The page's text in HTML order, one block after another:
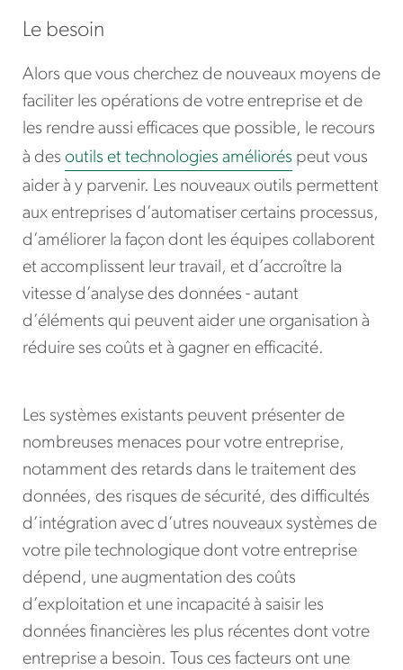
Le besoin
Alors que vous cherchez de nouveaux moyens de
faciliter les opérations de votre entreprise et de
les rendre aussi efficaces que possible, le recours
à des outils et technologies améliorés peut vous
aider à y parvenir. Les nouveaux outils permettent
aux entreprises d’automatiser certains processus,
d’améliorer la façon dont les équipes collaborent
et accomplissent leur travail, et d’accroître la
vitesse d’analyse des données - autant
d’éléments qui peuvent aider une organisation à
réduire ses coûts et à gagner en efficacité.
Les systèmes existants peuvent présenter de
nombreuses menaces pour votre entreprise,
notamment des retards dans le traitement des
données, des risques de sécurité, des difficultés
d’intégration avec d’utres nouveaux systèmes de
votre pile technologique dont votre entreprise
dépend, une augmentation des coûts
d’exploitation et une incapacité à saisir les
données financières les plus récentes dont votre
entreprise a besoin. Tous ces facteurs ont une